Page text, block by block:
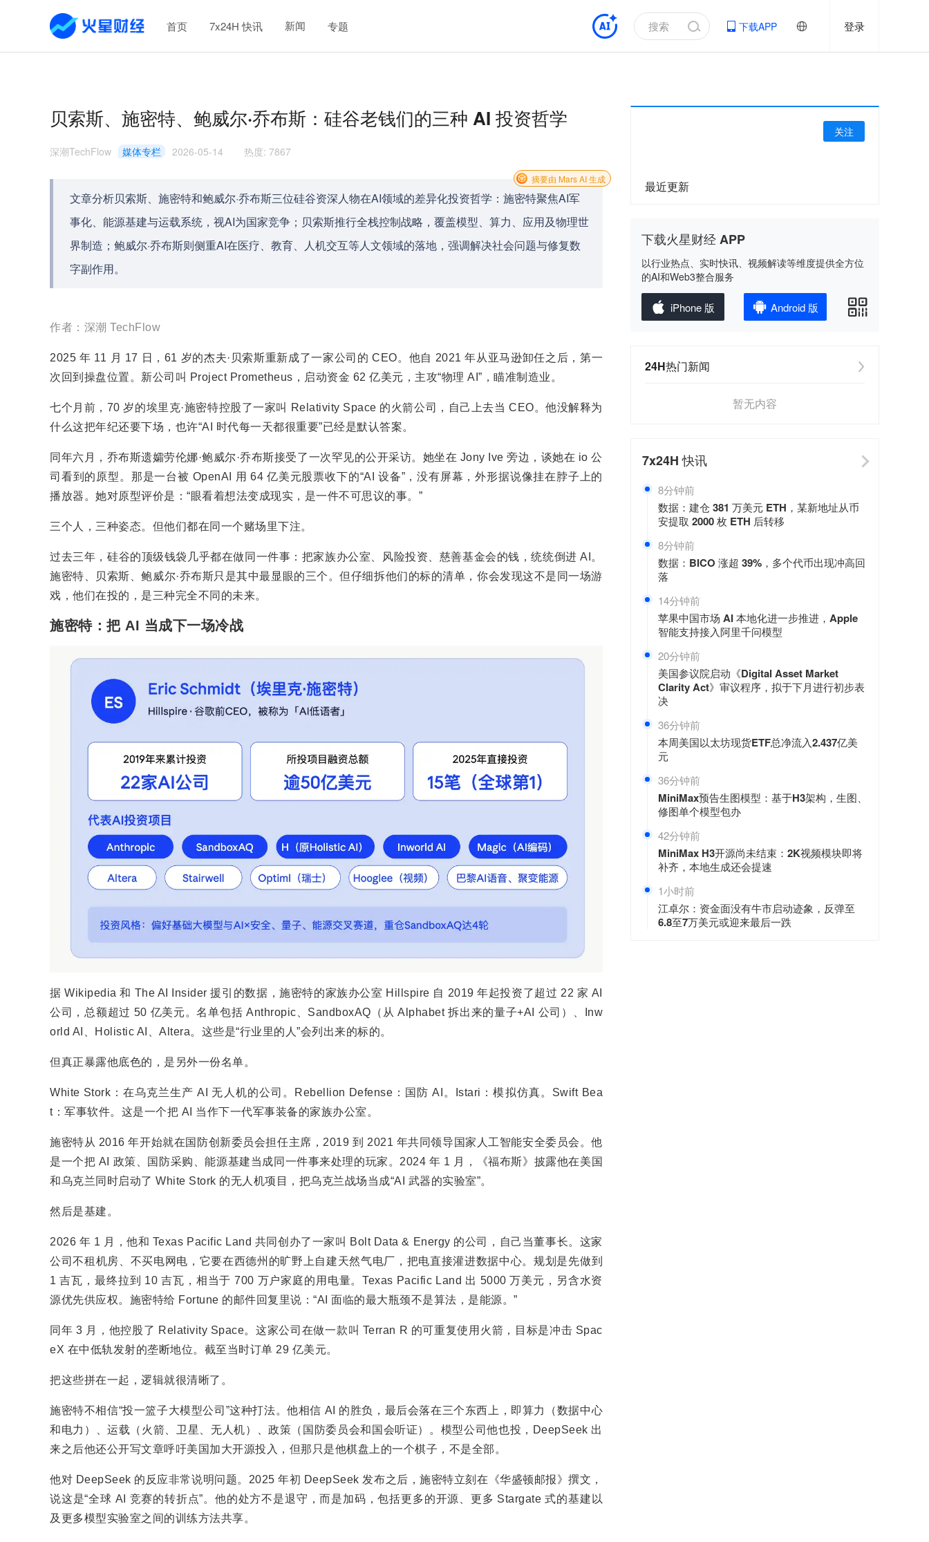
首页 7x24H 快讯 新闻 专题 下载APP 登录
贝索斯、施密特、鲍威尔·乔布斯：硅谷老钱们的三种 AI 投资哲学
深潮TechFlow 媒体专栏 2026-05-14 热度: 7867
文章分析贝索斯、施密特和鲍威尔·乔布斯三位硅谷资深人物在AI领域的差异化投资哲学：施密特聚焦AI军
事化、能源基建与运载系统，视AI为国家竞争；贝索斯推行全栈控制战略，覆盖模型、算力、应用及物理世
界制造；鲍威尔·乔布斯则侧重AI在医疗、教育、人机交互等人文领域的落地，强调解决社会问题与修复数
字副作用。
摘要由 Mars AI 生成
作者：深潮 TechFlow
2025 年 11 月 17 日，61 岁的杰夫·贝索斯重新成了一家公司的 CEO。他自 2021 年从亚马逊卸任之后，第一
次回到操盘位置。新公司叫 Project Prometheus，启动资金 62 亿美元，主攻“物理 AI”，瞄准制造业。
七个月前，70 岁的埃里克·施密特控股了一家叫 Relativity Space 的火箭公司，自己上去当 CEO。他没解释为
什么这把年纪还要下场，也许“AI 时代每一天都很重要”已经是默认答案。
同年六月，乔布斯遗孀劳伦娜·鲍威尔·乔布斯接受了一次罕见的公开采访。她坐在 Jony Ive 旁边，谈她在 io 公
司看到的原型。那是一台被 OpenAI 用 64 亿美元股票收下的“AI 设备”，没有屏幕，外形据说像挂在脖子上的
播放器。她对原型评价是：“眼看着想法变成现实，是一件不可思议的事。”
三个人，三种姿态。但他们都在同一个赌场里下注。
过去三年，硅谷的顶级钱袋几乎都在做同一件事：把家族办公室、风险投资、慈善基金会的钱，统统倒进 AI。
施密特、贝索斯、鲍威尔·乔布斯只是其中最显眼的三个。但仔细拆他们的标的清单，你会发现这不是同一场游
戏，他们在投的，是三种完全不同的未来。
施密特：把 AI 当成下一场冷战
据 Wikipedia 和 The AI Insider 援引的数据，施密特的家族办公室 Hillspire 自 2019 年起投资了超过 22 家 AI
公司，总额超过 50 亿美元。名单包括 Anthropic、SandboxAQ（从 Alphabet 拆出来的量子+AI 公司）、Inw
orld AI、Holistic AI、Altera。这些是“行业里的人”会列出来的标的。
但真正暴露他底色的，是另外一份名单。
White Stork：在乌克兰生产 AI 无人机的公司。Rebellion Defense：国防 AI。Istari：模拟仿真。Swift Bea
t：军事软件。这是一个把 AI 当作下一代军事装备的家族办公室。
施密特从 2016 年开始就在国防创新委员会担任主席，2019 到 2021 年共同领导国家人工智能安全委员会。他
是一个把 AI 政策、国防采购、能源基建当成同一件事来处理的玩家。2024 年 1 月，《福布斯》披露他在美国
和乌克兰同时启动了 White Stork 的无人机项目，把乌克兰战场当成“AI 武器的实验室”。
然后是基建。
2026 年 1 月，他和 Texas Pacific Land 共同创办了一家叫 Bolt Data & Energy 的公司，自己当董事长。这家
公司不租机房、不买电网电，它要在西德州的旷野上自建天然气电厂，把电直接灌进数据中心。规划是先做到
1 吉瓦，最终拉到 10 吉瓦，相当于 700 万户家庭的用电量。Texas Pacific Land 出 5000 万美元，另含水资
源优先供应权。施密特给 Fortune 的邮件回复里说：“AI 面临的最大瓶颈不是算法，是能源。”
同年 3 月，他控股了 Relativity Space。这家公司在做一款叫 Terran R 的可重复使用火箭，目标是冲击 Spac
eX 在中低轨发射的垄断地位。截至当时订单 29 亿美元。
把这些拼在一起，逻辑就很清晰了。
施密特不相信“投一篮子大模型公司”这种打法。他相信 AI 的胜负，最后会落在三个东西上，即算力（数据中心
和电力）、运载（火箭、卫星、无人机）、政策（国防委员会和国会听证）。模型公司他也投，DeepSeek 出
来之后他还公开写文章呼吁美国加大开源投入，但那只是他棋盘上的一个棋子，不是全部。
他对 DeepSeek 的反应非常说明问题。2025 年初 DeepSeek 发布之后，施密特立刻在《华盛顿邮报》撰文，
说这是“全球 AI 竞赛的转折点”。他的处方不是退守，而是加码，包括更多的开源、更多 Stargate 式的基建以
及更多模型实验室之间的训练方法共享。
关注
最近更新
下载火星财经 APP
以行业热点、实时快讯、视频解读等维度提供全方位
的AI和Web3整合服务
iPhone 版 Android 版
24H热门新闻
暂无内容
7x24H快讯
8分钟前
数据：建仓 381 万美元 ETH，某新地址从币
安提取 2000 枚 ETH 后转移
8分钟前
数据：BICO 涨超 39%，多个代币出现冲高回
落
14分钟前
苹果中国市场 AI 本地化进一步推进，Apple
智能支持接入阿里千问模型
20分钟前
美国参议院启动《Digital Asset Market
Clarity Act》审议程序，拟于下月进行初步表
决
36分钟前
本周美国以太坊现货ETF总净流入2.437亿美
元
36分钟前
MiniMax预告生图模型：基于H3架构，生图、
修图单个模型包办
42分钟前
MiniMax H3开源尚未结束：2K视频模块即将
补齐，本地生成还会提速
1小时前
江卓尔：资金面没有牛市启动迹象，反弹至
6.8至7万美元或迎来最后一跌